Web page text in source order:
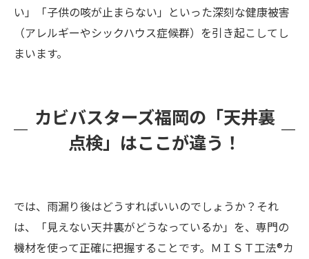
い」「子供の咳が止まらない」といった深刻な健康被害
（アレルギーやシックハウス症候群）を引き起こしてし
まいます。
カビバスターズ福岡の「天井裏
点検」はここが違う！
では、雨漏り後はどうすればいいのでしょうか？それ
は、「見えない天井裏がどうなっているか」を、専門の
機材を使って正確に把握することです。ＭＩＳＴ工法®カ